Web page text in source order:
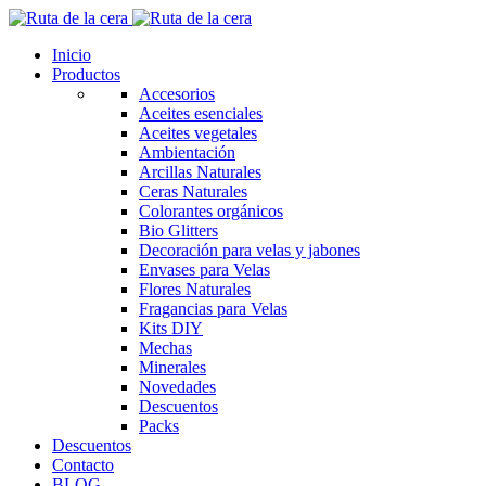
Inicio
Productos
Accesorios
Aceites esenciales
Aceites vegetales
Ambientación
Arcillas Naturales
Ceras Naturales
Colorantes orgánicos
Bio Glitters
Decoración para velas y jabones
Envases para Velas
Flores Naturales
Fragancias para Velas
Kits DIY
Mechas
Minerales
Novedades
Descuentos
Packs
Descuentos
Contacto